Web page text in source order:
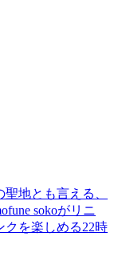
地とも言える、
sokoがリニ
クを楽しめる22時